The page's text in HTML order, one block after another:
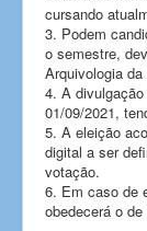
cursando
3. Podem
o semestre,
Arquivologia da
4. A
01/09/2021,
5. A eleição
digital a ser
votação.
6. Em caso de
obedecerá o